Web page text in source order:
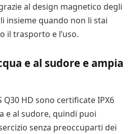
al design magnetico degli
insieme quando non li stai
il trasporto e l’uso.
e al sudore e ampia
Q30 HD sono certificate IPX6
e al sudore, quindi puoi
senza preoccuparti dei